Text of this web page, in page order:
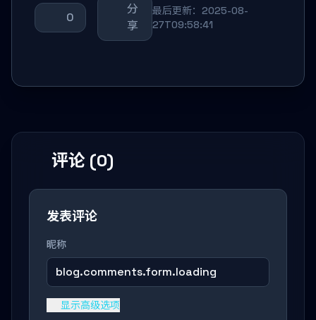
0
分
享
最后更新：2025-08-
27T09:58:41
评论 (0)
发表评论
昵称
blog.comments.form.loading
显示高级选项